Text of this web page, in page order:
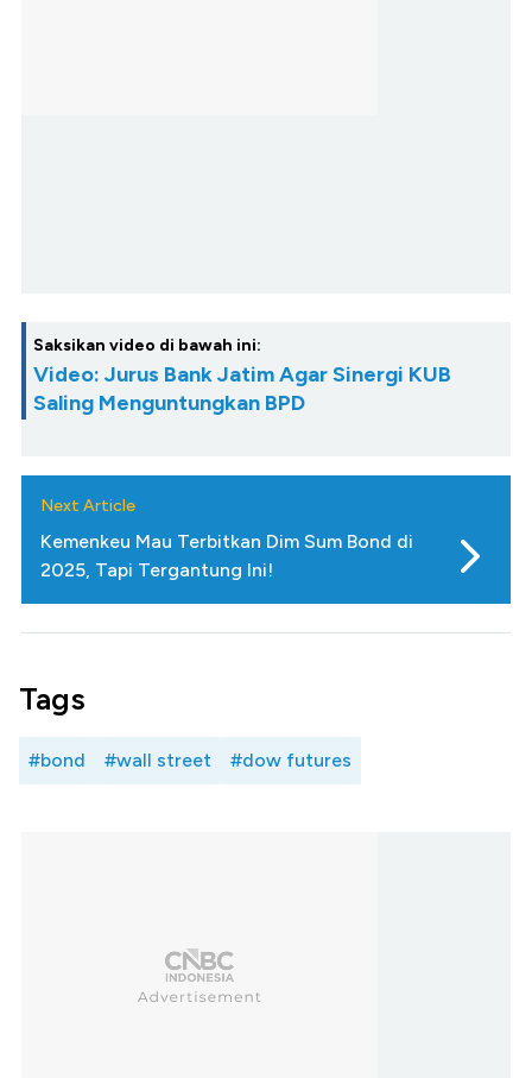
Saksikan video di bawah ini:
Video: Jurus Bank Jatim Agar Sinergi KUB
Saling Menguntungkan BPD
Next Article
Kemenkeu Mau Terbitkan Dim Sum Bond di
2025, Tapi Tergantung Ini!
Tags
#bond #wall street #dow futures